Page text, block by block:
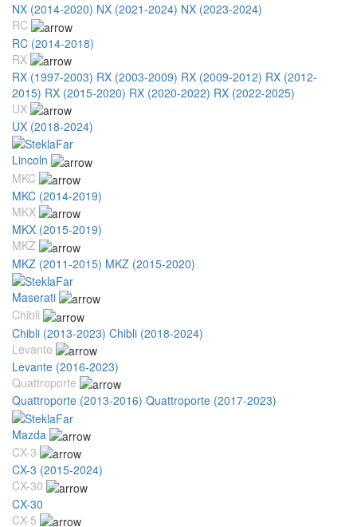
NX (2014-2020) NX (2021-2024) NX (2023-2024)
RC
RC (2014-2018)
RX
RX (1997-2003) RX (2003-2009) RX (2009-2012) RX (2012-
2015) RX (2015-2020) RX (2020-2022) RX (2022-2025)
UX
UX (2018-2024)
Lincoln
MKC
MKC (2014-2019)
MKX
MKX (2015-2019)
MKZ
MKZ (2011-2015) MKZ (2015-2020)
Maserati
Chibli
Chibli (2013-2023) Chibli (2018-2024)
Levante
Levante (2016-2023)
Quattroporte
Quattroporte (2013-2016) Quattroporte (2017-2023)
Mazda
CX-3
CX-3 (2015-2024)
CX-30
CX-30
CX-5